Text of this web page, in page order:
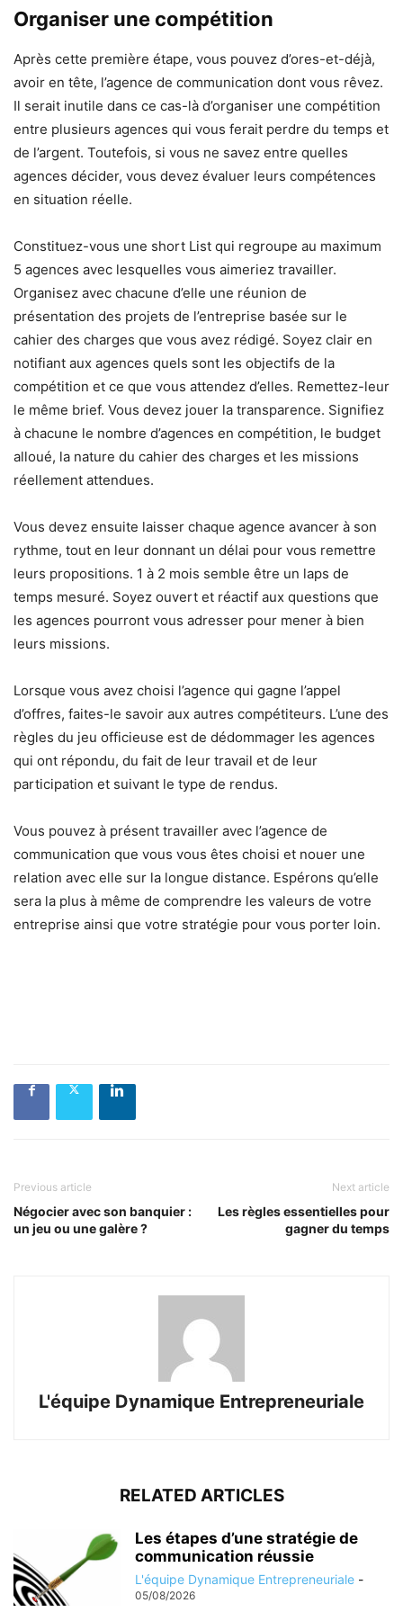
Organiser une compétition
Après cette première étape, vous pouvez d’ores-et-déjà,
avoir en tête, l’agence de communication dont vous rêvez.
Il serait inutile dans ce cas-là d’organiser une compétition
entre plusieurs agences qui vous ferait perdre du temps et
de l’argent. Toutefois, si vous ne savez entre quelles
agences décider, vous devez évaluer leurs compétences
en situation réelle.
Constituez-vous une short List qui regroupe au maximum
5 agences avec lesquelles vous aimeriez travailler.
Organisez avec chacune d’elle une réunion de
présentation des projets de l’entreprise basée sur le
cahier des charges que vous avez rédigé. Soyez clair en
notifiant aux agences quels sont les objectifs de la
compétition et ce que vous attendez d’elles. Remettez-leur
le même brief. Vous devez jouer la transparence. Signifiez
à chacune le nombre d’agences en compétition, le budget
alloué, la nature du cahier des charges et les missions
réellement attendues.
Vous devez ensuite laisser chaque agence avancer à son
rythme, tout en leur donnant un délai pour vous remettre
leurs propositions. 1 à 2 mois semble être un laps de
temps mesuré. Soyez ouvert et réactif aux questions que
les agences pourront vous adresser pour mener à bien
leurs missions.
Lorsque vous avez choisi l’agence qui gagne l’appel
d’offres, faites-le savoir aux autres compétiteurs. L’une des
règles du jeu officieuse est de dédommager les agences
qui ont répondu, du fait de leur travail et de leur
participation et suivant le type de rendus.
Vous pouvez à présent travailler avec l’agence de
communication que vous vous êtes choisi et nouer une
relation avec elle sur la longue distance. Espérons qu’elle
sera la plus à même de comprendre les valeurs de votre
entreprise ainsi que votre stratégie pour vous porter loin.
Previous article
Négocier avec son banquier :
un jeu ou une galère ?
Next article
Les règles essentielles pour
gagner du temps
L'équipe Dynamique Entrepreneuriale
RELATED ARTICLES
Les étapes d’une stratégie de
communication réussie
L'équipe Dynamique Entrepreneuriale -
05/08/2026